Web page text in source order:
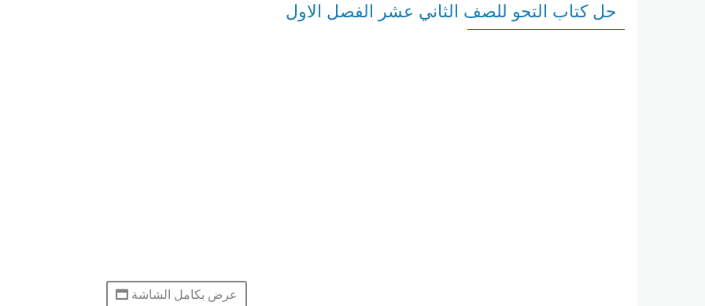
حل كتاب التحو للصف الثاني عشر الفصل الاول
عرض بكامل الشاشة